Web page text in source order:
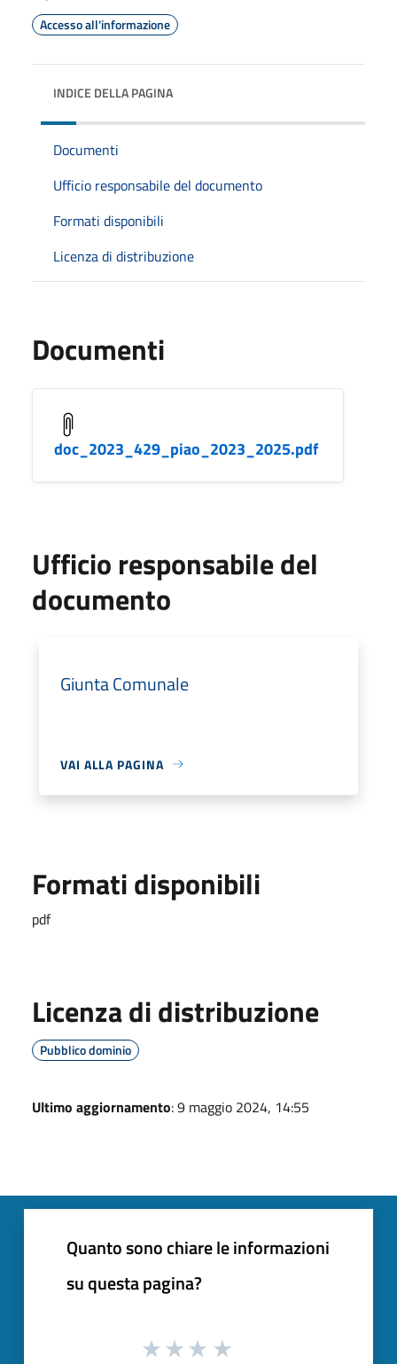
Accesso all'informazione
INDICE DELLA PAGINA
Documenti
Ufficio responsabile del documento
Formati disponibili
Licenza di distribuzione
Documenti
doc_2023_429_piao_2023_2025.pdf
Ufficio responsabile del
documento
Giunta Comunale
VAI ALLA PAGINA
Formati disponibili
pdf
Licenza di distribuzione
Pubblico dominio
Ultimo aggiornamento: 9 maggio 2024, 14:55
Quanto sono chiare le informazioni
su questa pagina?